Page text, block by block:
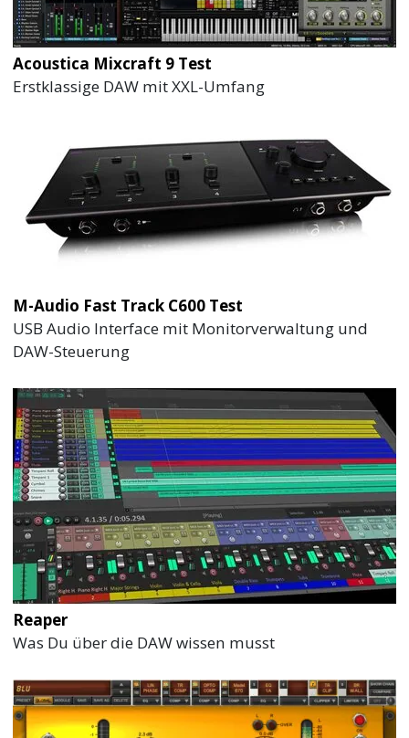
Acoustica Mixcraft 9 Test
Erstklassige DAW mit XXL-Umfang
M-Audio Fast Track C600 Test
USB Audio Interface mit Monitorverwaltung und
DAW-Steuerung
Reaper
Was Du über die DAW wissen musst